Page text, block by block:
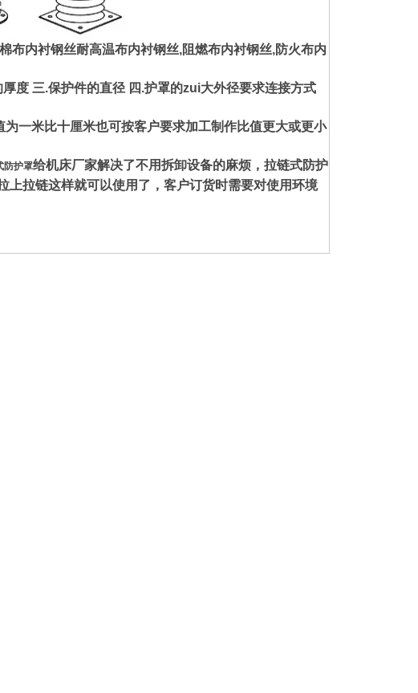
内衬钢丝耐高温布内衬钢丝,阻燃布内衬钢丝,防火布内
度 三.保护件的直径 四.护罩的zui大外径要求连接方式
一米比十厘米也可按客户要求加工制作比值更大或更小
防护罩给机床厂家解决了不用拆卸设备的麻烦，拉链式防护
上拉链这样就可以使用了，客户订货时需要对使用环境